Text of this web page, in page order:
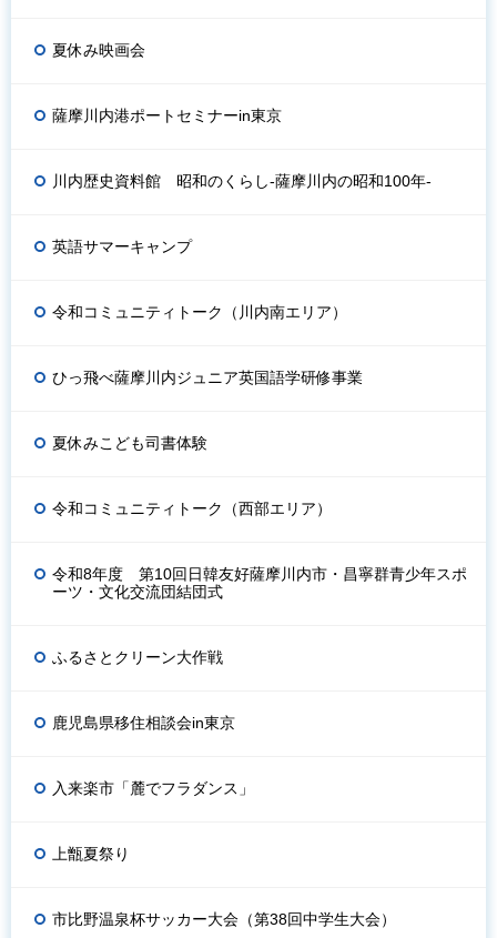
夏休み映画会
薩摩川内港ポートセミナーin東京
川内歴史資料館 昭和のくらし-薩摩川内の昭和100年-
英語サマーキャンプ
令和コミュニティトーク（川内南エリア）
ひっ飛べ薩摩川内ジュニア英国語学研修事業
夏休みこども司書体験
令和コミュニティトーク（西部エリア）
令和8年度 第10回日韓友好薩摩川内市・昌寧群青少年スポ
ーツ・文化交流団結団式
ふるさとクリーン大作戦
鹿児島県移住相談会in東京
入来楽市「麓でフラダンス」
上甑夏祭り
市比野温泉杯サッカー大会（第38回中学生大会）